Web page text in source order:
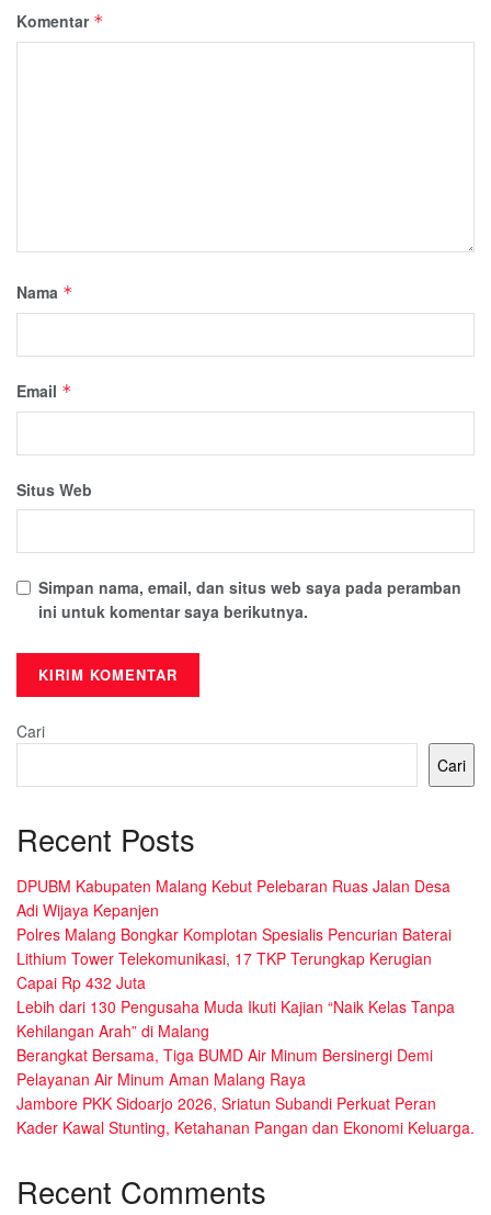
Komentar *
Nama *
Email *
Situs Web
Simpan nama, email, dan situs web saya pada peramban
ini untuk komentar saya berikutnya.
Cari
Cari
Recent Posts
DPUBM Kabupaten Malang Kebut Pelebaran Ruas Jalan Desa
Adi Wijaya Kepanjen
Polres Malang Bongkar Komplotan Spesialis Pencurian Baterai
Lithium Tower Telekomunikasi, 17 TKP Terungkap Kerugian
Capai Rp 432 Juta
Lebih dari 130 Pengusaha Muda Ikuti Kajian “Naik Kelas Tanpa
Kehilangan Arah” di Malang
Berangkat Bersama, Tiga BUMD Air Minum Bersinergi Demi
Pelayanan Air Minum Aman Malang Raya
Jambore PKK Sidoarjo 2026, Sriatun Subandi Perkuat Peran
Kader Kawal Stunting, Ketahanan Pangan dan Ekonomi Keluarga.
Recent Comments